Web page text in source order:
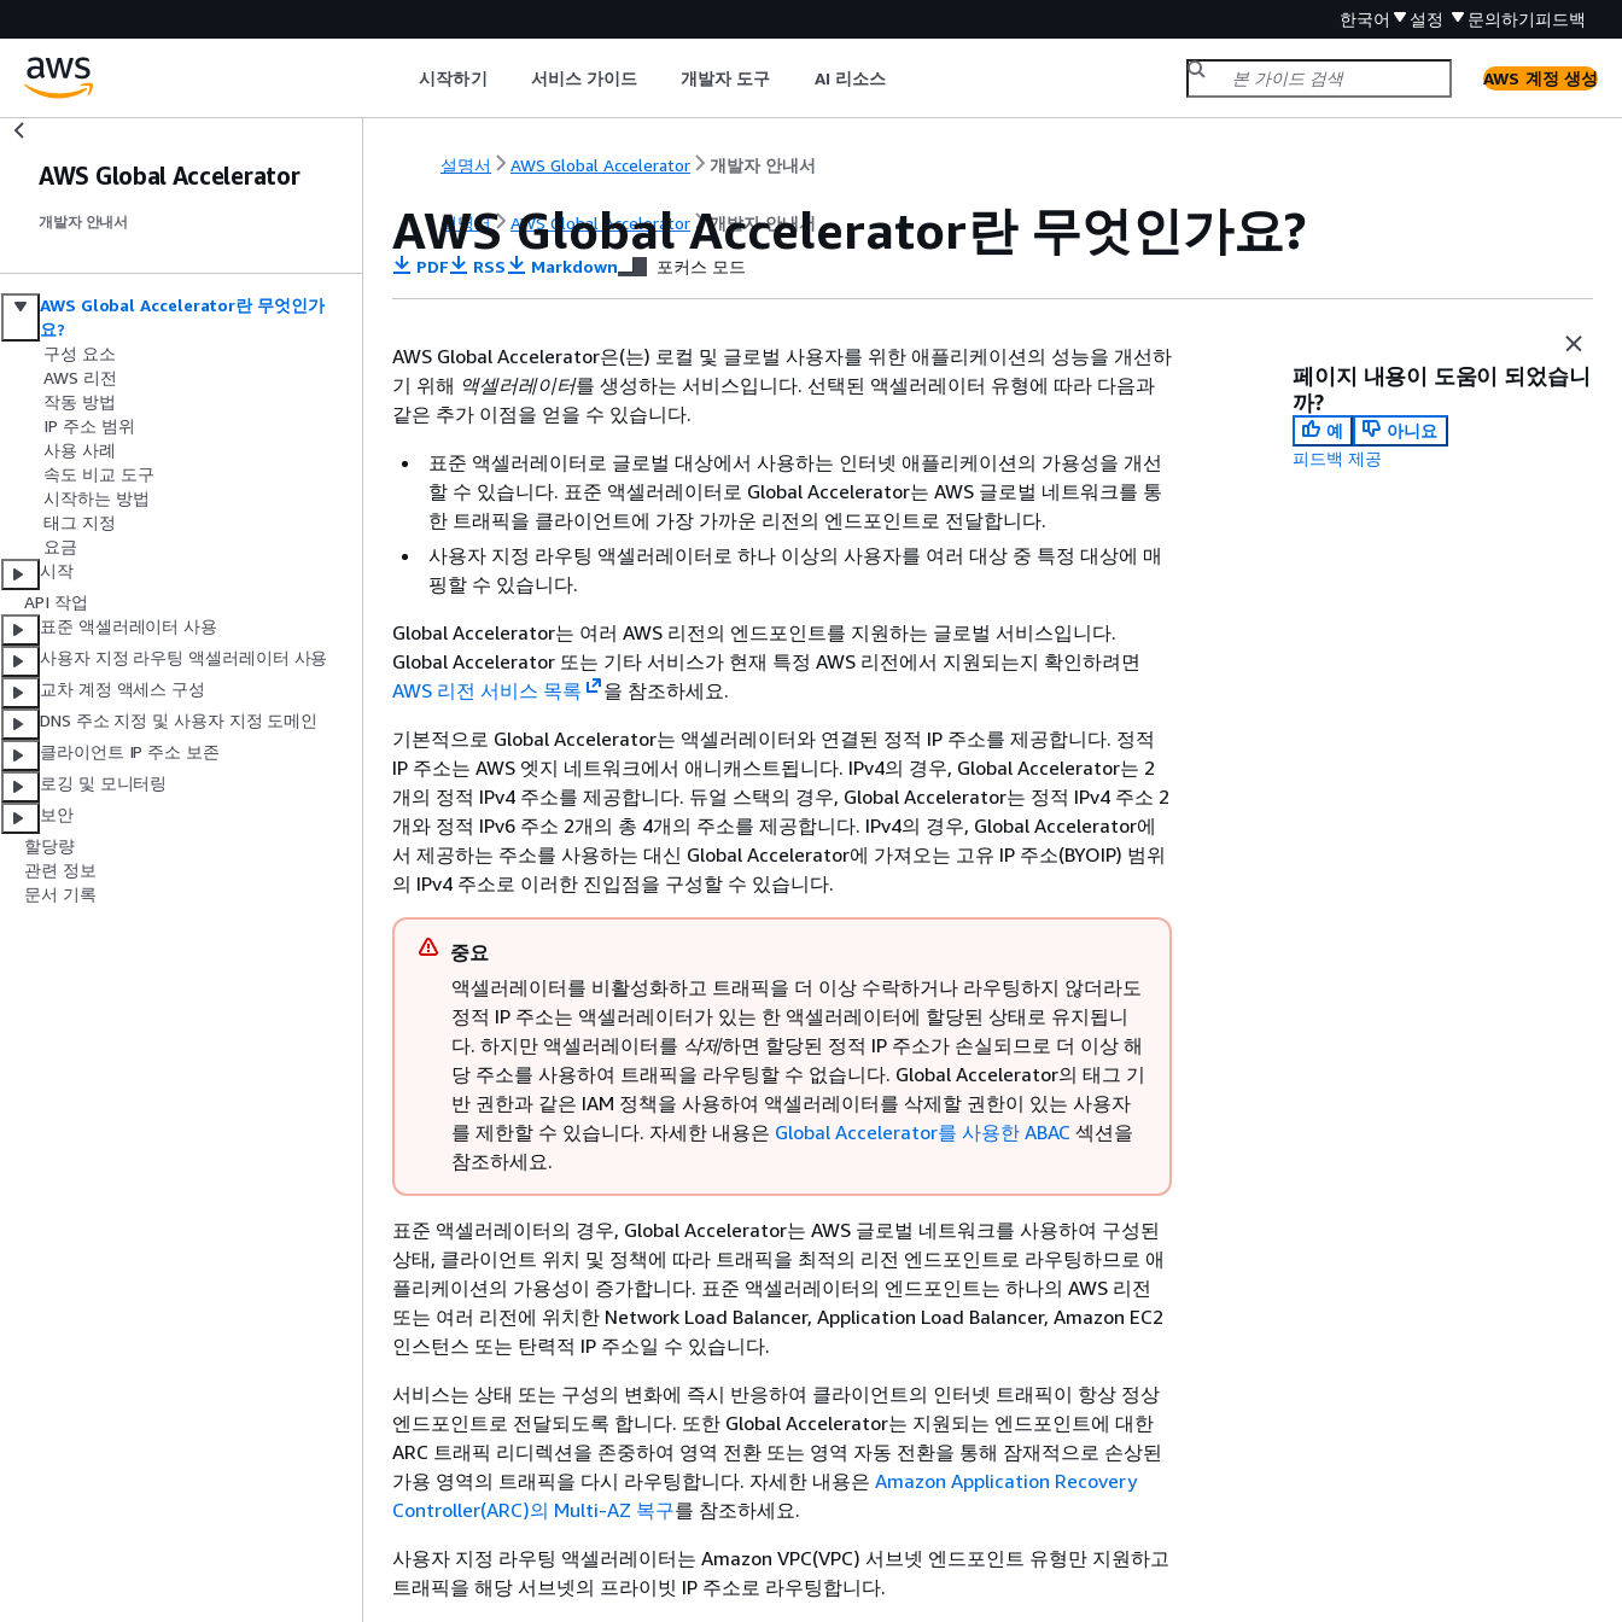
한국어 설정 문의하기피드백
시작하기 서비스 가이드 개발자 도구 AI 리소스 AWS 계정 생성
AWS Global Accelerator
개발자 안내서
AWS Global Accelerator란 무엇인가
요?
구성 요소
AWS 리전
작동 방법
IP 주소 범위
사용 사례
속도 비교 도구
시작하는 방법
태그 지정
요금
시작
API 작업
표준 액셀러레이터 사용
사용자 지정 라우팅 액셀러레이터 사용
교차 계정 액세스 구성
DNS 주소 지정 및 사용자 지정 도메인
클라이언트 IP 주소 보존
로깅 및 모니터링
보안
할당량
관련 정보
문서 기록
설명서 AWS Global Accelerator 개발자 안내서
설명서 AWS Global Accelerator 개발자 안내서
AWS Global Accelerator란 무엇인가요?
PDF RSS Markdown 포커스 모드
AWS Global Accelerator은(는) 로컬 및 글로벌 사용자를 위한 애플리케이션의 성능을 개선하
기 위해 액셀러레이터를 생성하는 서비스입니다. 선택된 액셀러레이터 유형에 따라 다음과
같은 추가 이점을 얻을 수 있습니다.
표준 액셀러레이터로 글로벌 대상에서 사용하는 인터넷 애플리케이션의 가용성을 개선
할 수 있습니다. 표준 액셀러레이터로 Global Accelerator는 AWS 글로벌 네트워크를 통
한 트래픽을 클라이언트에 가장 가까운 리전의 엔드포인트로 전달합니다.
사용자 지정 라우팅 액셀러레이터로 하나 이상의 사용자를 여러 대상 중 특정 대상에 매
핑할 수 있습니다.
Global Accelerator는 여러 AWS 리전의 엔드포인트를 지원하는 글로벌 서비스입니다.
Global Accelerator 또는 기타 서비스가 현재 특정 AWS 리전에서 지원되는지 확인하려면
AWS 리전 서비스 목록
을 참조하세요.
기본적으로 Global Accelerator는 액셀러레이터와 연결된 정적 IP 주소를 제공합니다. 정적
IP 주소는 AWS 엣지 네트워크에서 애니캐스트됩니다. IPv4의 경우, Global Accelerator는 2
개의 정적 IPv4 주소를 제공합니다. 듀얼 스택의 경우, Global Accelerator는 정적 IPv4 주소 2
개와 정적 IPv6 주소 2개의 총 4개의 주소를 제공합니다. IPv4의 경우, Global Accelerator에
서 제공하는 주소를 사용하는 대신 Global Accelerator에 가져오는 고유 IP 주소(BYOIP) 범위
의 IPv4 주소로 이러한 진입점을 구성할 수 있습니다.
중요
액셀러레이터를 비활성화하고 트래픽을 더 이상 수락하거나 라우팅하지 않더라도
정적 IP 주소는 액셀러레이터가 있는 한 액셀러레이터에 할당된 상태로 유지됩니
다. 하지만 액셀러레이터를 삭제하면 할당된 정적 IP 주소가 손실되므로 더 이상 해
당 주소를 사용하여 트래픽을 라우팅할 수 없습니다. Global Accelerator의 태그 기
반 권한과 같은 IAM 정책을 사용하여 액셀러레이터를 삭제할 권한이 있는 사용자
를 제한할 수 있습니다. 자세한 내용은 Global Accelerator를 사용한 ABAC 섹션을
참조하세요.
표준 액셀러레이터의 경우, Global Accelerator는 AWS 글로벌 네트워크를 사용하여 구성된
상태, 클라이언트 위치 및 정책에 따라 트래픽을 최적의 리전 엔드포인트로 라우팅하므로 애
플리케이션의 가용성이 증가합니다. 표준 액셀러레이터의 엔드포인트는 하나의 AWS 리전
또는 여러 리전에 위치한 Network Load Balancer, Application Load Balancer, Amazon EC2
인스턴스 또는 탄력적 IP 주소일 수 있습니다.
서비스는 상태 또는 구성의 변화에 즉시 반응하여 클라이언트의 인터넷 트래픽이 항상 정상
엔드포인트로 전달되도록 합니다. 또한 Global Accelerator는 지원되는 엔드포인트에 대한
ARC 트래픽 리디렉션을 존중하여 영역 전환 또는 영역 자동 전환을 통해 잠재적으로 손상된
가용 영역의 트래픽을 다시 라우팅합니다. 자세한 내용은 Amazon Application Recovery
Controller(ARC)의 Multi-AZ 복구를 참조하세요.
사용자 지정 라우팅 액셀러레이터는 Amazon VPC(VPC) 서브넷 엔드포인트 유형만 지원하고
트래픽을 해당 서브넷의 프라이빗 IP 주소로 라우팅합니다.
페이지 내용이 도움이 되었습니
까?
예
아니요
피드백 제공